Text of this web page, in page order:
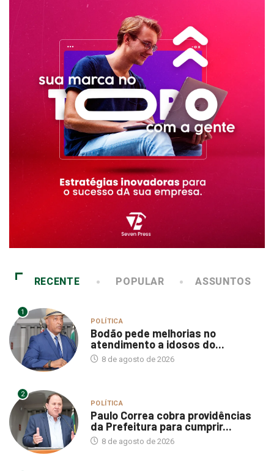
RECENTE POPULAR ASSUNTOS
1
POLÍTICA
Bodão pede melhorias no
atendimento a idosos do...
8 de agosto de 2026
2
POLÍTICA
Paulo Correa cobra providências
da Prefeitura para cumprir...
8 de agosto de 2026